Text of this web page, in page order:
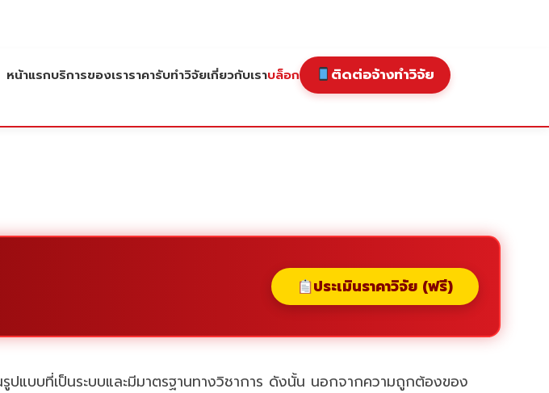
หน้าแรกบริการของเราราคารับทำวิจัยเกี่ยวกับเราบล็อก ติดต่อจ้างทำวิจัย
ประเมินราคาวิจัย (ฟรี)
ปแบบที่เป็นระบบและมีมาตรฐานทางวิชาการ ดังนั้น นอกจากความถูกต้องของ